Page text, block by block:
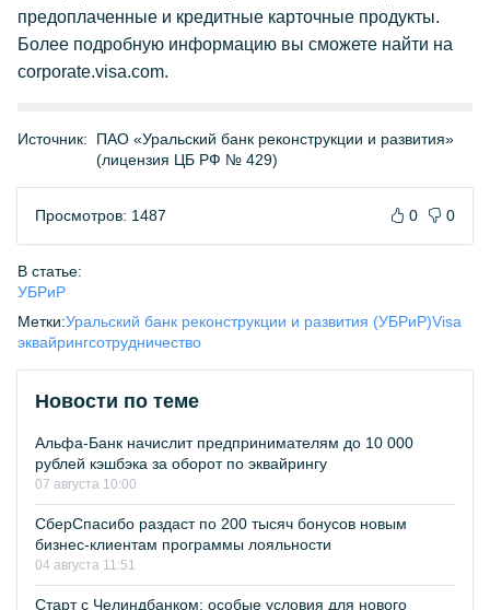
предоплаченные и кредитные карточные продукты.
Более подробную информацию вы сможете найти на
corporate.visa.com.
Источник:
ПАО «Уральский банк реконструкции и развития»
(лицензия ЦБ РФ № 429)
Просмотров: 1487 0 0
В статье:
УБРиР
Метки:Уральский банк реконструкции и развития (УБРиР)Visa
эквайрингсотрудничество
Новости по теме
Альфа-Банк начислит предпринимателям до 10 000
рублей кэшбэка за оборот по эквайрингу
07 августа 10:00
СберСпасибо раздаст по 200 тысяч бонусов новым
бизнес-клиентам программы лояльности
04 августа 11:51
Старт с Челиндбанком: особые условия для нового